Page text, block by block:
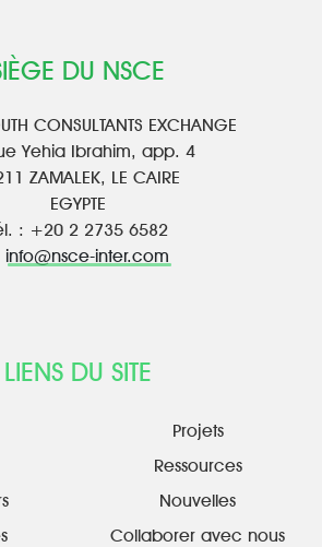
DU NSCE
CONSULTANTS EXCHANGE
Yehia Ibrahim, app. 4
ZAMALEK, LE CAIRE
EGYPTE
: +20 2 2735 6582
info@nsce-inter.com
LIENS DU SITE
Projets
Ressources
Nouvelles
Collaborer avec nous